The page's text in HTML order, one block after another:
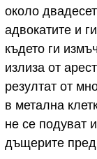
около
адвокатите и
където ги
излиза от
резултат от
в метална
не се подуват
дъщерите